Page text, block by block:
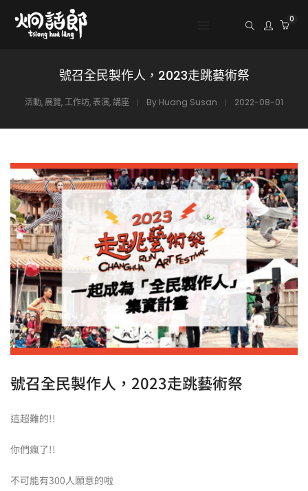
0
號召全民製作人，2023走跳藝術祭
活動, 展覽,工作坊,表演,講座 By Huang Susan 2022-08-01
號召全民製作人，2023走跳藝術祭
這超難的!!
你們瘋了!!
不可能有300人願意的啦